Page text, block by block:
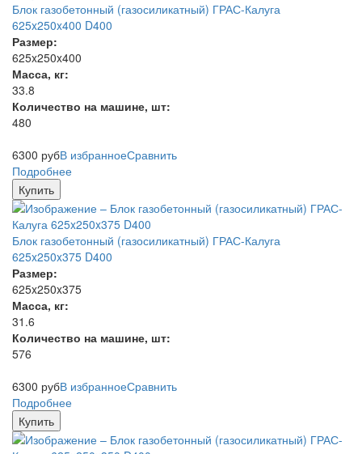
Блок газобетонный (газосиликатный) ГРАС-Калуга
625x250x400 D400
Размер:
625x250x400
Масса, кг:
33.8
Количество на машине, шт:
480
6300 рубВ избранноеСравнить
Подробнее
Купить
Блок газобетонный (газосиликатный) ГРАС-Калуга
625x250x375 D400
Размер:
625x250x375
Масса, кг:
31.6
Количество на машине, шт:
576
6300 рубВ избранноеСравнить
Подробнее
Купить